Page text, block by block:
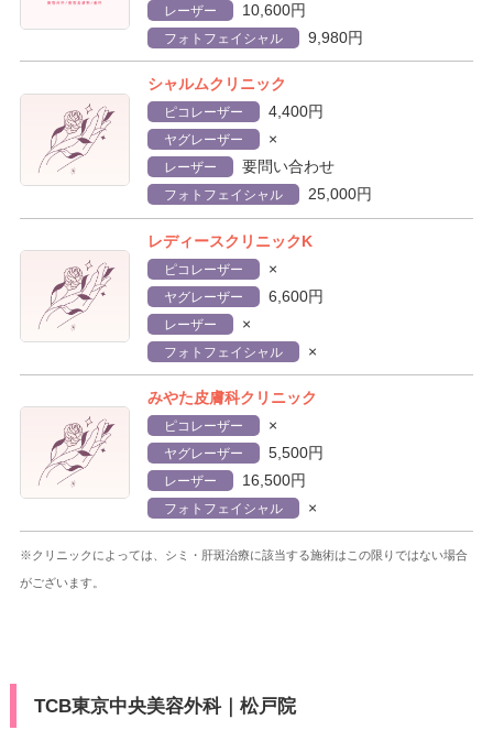
レーザー 10,600円
フォトフェイシャル 9,980円
シャルムクリニック
ピコレーザー 4,400円
ヤグレーザー ×
レーザー 要問い合わせ
フォトフェイシャル 25,000円
レディースクリニックK
ピコレーザー ×
ヤグレーザー 6,600円
レーザー ×
フォトフェイシャル ×
みやた皮膚科クリニック
ピコレーザー ×
ヤグレーザー 5,500円
レーザー 16,500円
フォトフェイシャル ×
※クリニックによっては、シミ・肝斑治療に該当する施術はこの限りではない場合
がございます。
TCB東京中央美容外科｜松戸院